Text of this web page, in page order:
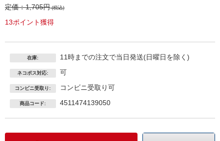
定価：1,705円(税込)
13ポイント獲得
在庫: 11時までの注文で当日発送(日曜日を除く)
ネコポス対応: 可
コンビニ受取り: コンビニ受取り可
商品コード: 4511474139050